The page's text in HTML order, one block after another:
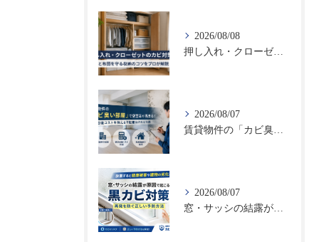
2026/08/08
押し入れ・クローゼットのカビ対策｜衣類と布団を守る収納のコツをプロが解説
2026/08/07
2026/08/07